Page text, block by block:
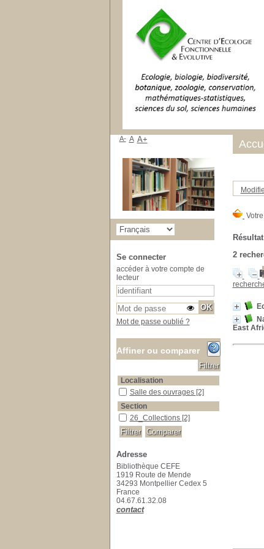
2
East
A- A A+
Se connecter
accéder à votre compte de
lecteur
Mot de passe oublié ?
Affiner ou comparer
Localisation
Salle des ouvrages
Salle des ouvrages [2]
Section
26_Collections
26_Collections [2]
Adresse
Bibliothèque CEFE
1919 Route de Mende
34293 Montpellier Cedex 5
France
04.67.61.32.08
contact